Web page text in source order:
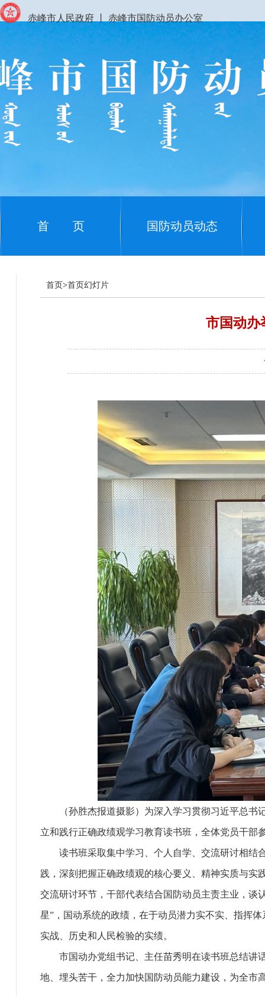
赤峰市人民政府 赤峰市国防动员办公室
首 页 国防动员动态
首页>首页幻灯片
市国动办
（孙胜杰报道摄影）为深入学习贯彻习近平总
立和践行正确政绩观学习教育读书班，全体党员干部
读书班采取集中学习、个人自学、交流研讨相结
践，深刻把握正确政绩观的核心要义、精神实质与
交流研讨环节，干部代表结合国防动员主责主业，谈
星”，国动系统的政绩，在于动员潜力实不实、指挥
实战、历史和人民检验的实绩。
市国动办党组书记、主任苗秀明在读书班总结讲
地、埋头苦干，全力加快国防动员能力建设，为全市